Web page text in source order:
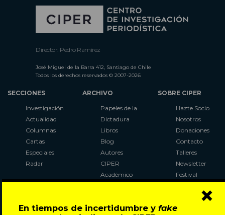
En tiempos de incertidumbre y fake
×
Director: Pedro Ramírez
José Miguel de la Barra 412, Santiago de Chile
Todos los derechos reservados © 2007-2026
SECCIONES
Investigación
Actualidad
Columnas
Cartas
Especiales
Radar
ARCHIVO
Papeles de la
Dictadura
Libros
Blog
Autores
CIPER
Académico
Al Plebiscito
SOBRE CIPER
Hazte Socio
Nosotros
Donaciones
Contacto
Talleres
Newsletter
Festival